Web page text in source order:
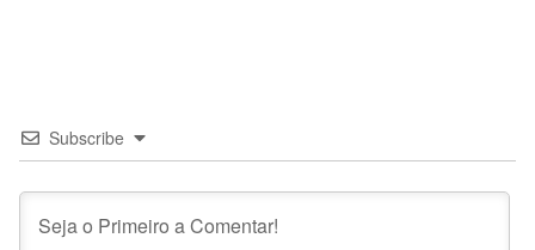
Subscribe